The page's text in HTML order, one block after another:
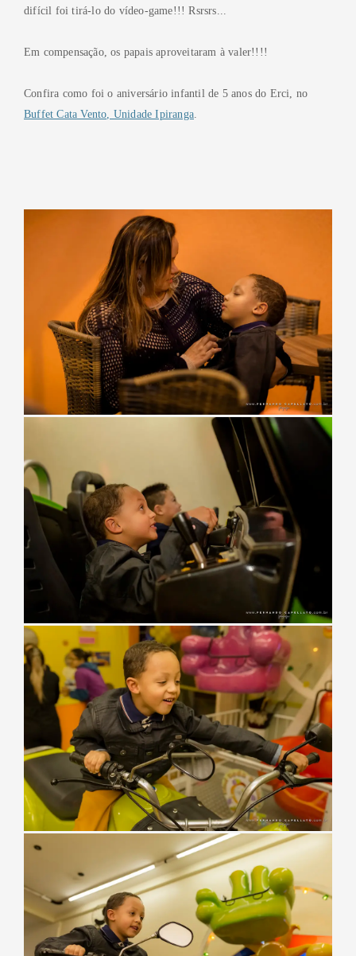
difícil foi tirá-lo do vídeo-game!!! Rsrsrs...
Em compensação, os papais aproveitaram à valer!!!!
Confira como foi o aniversário infantil de 5 anos do Erci, no
Buffet Cata Vento, Unidade Ipiranga.